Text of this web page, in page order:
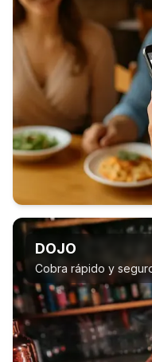
DOJO
Cobra rápido y